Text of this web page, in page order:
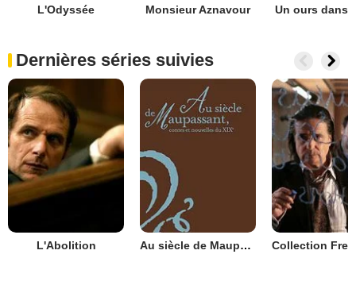
L'Odyssée Monsieur Aznavour Un ours dans
Dernières séries suivies
L'Abolition Au siècle de Maupassant : Contes et nouvelles du XIXe siècle